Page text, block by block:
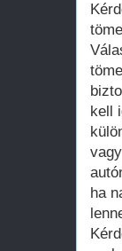
kell
ha